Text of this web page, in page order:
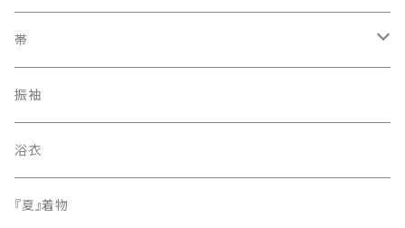
訪問着・付下げ
紬
色無地
小紋
帯
袋帯
名古屋帯
振袖
浴衣
『夏』着物